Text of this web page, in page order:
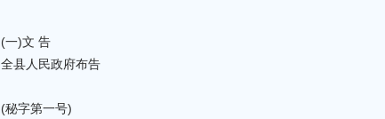
(一)文 告
全县人民政府布告
(秘字第一号)